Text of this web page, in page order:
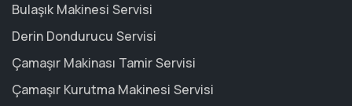
Bulaşık Makinesi Servisi
Derin Dondurucu Servisi
Çamaşır Makinası Tamir Servisi
Çamaşır Kurutma Makinesi Servisi